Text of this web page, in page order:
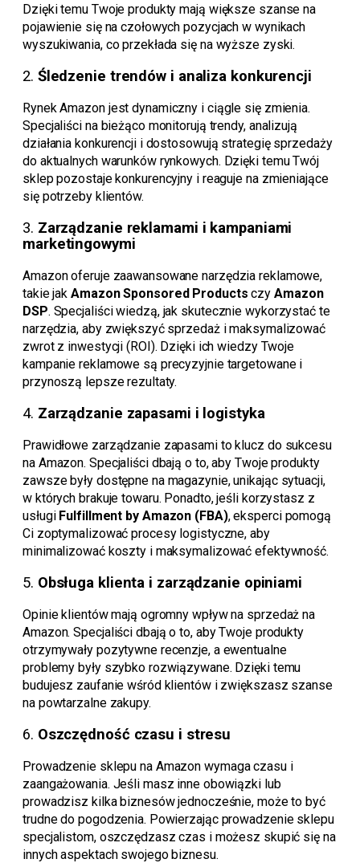
Dzięki temu Twoje produkty mają większe szanse na
pojawienie się na czołowych pozycjach w wynikach
wyszukiwania, co przekłada się na wyższe zyski.
2. Śledzenie trendów i analiza konkurencji
Rynek Amazon jest dynamiczny i ciągle się zmienia.
Specjaliści na bieżąco monitorują trendy, analizują
działania konkurencji i dostosowują strategię sprzedaży
do aktualnych warunków rynkowych. Dzięki temu Twój
sklep pozostaje konkurencyjny i reaguje na zmieniające
się potrzeby klientów.
3. Zarządzanie reklamami i kampaniami
marketingowymi
Amazon oferuje zaawansowane narzędzia reklamowe,
takie jakAmazon Sponsored Products czyAmazon
DSP. Specjaliści wiedzą, jak skutecznie wykorzystać te
narzędzia, aby zwiększyć sprzedaż i maksymalizować
zwrot z inwestycji (ROI). Dzięki ich wiedzy Twoje
kampanie reklamowe są precyzyjnie targetowane i
przynoszą lepsze rezultaty.
4. Zarządzanie zapasami i logistyka
Prawidłowe zarządzanie zapasami to klucz do sukcesu
na Amazon. Specjaliści dbają o to, aby Twoje produkty
zawsze były dostępne na magazynie, unikając sytuacji,
w których brakuje towaru. Ponadto, jeśli korzystasz z
usługi Fulfillment by Amazon (FBA), eksperci pomogą
Ci zoptymalizować procesy logistyczne, aby
minimalizować koszty i maksymalizować efektywność.
5. Obsługa klienta i zarządzanie opiniami
Opinie klientów mają ogromny wpływ na sprzedaż na
Amazon. Specjaliści dbają o to, aby Twoje produkty
otrzymywały pozytywne recenzje, a ewentualne
problemy były szybko rozwiązywane. Dzięki temu
budujesz zaufanie wśród klientów i zwiększasz szanse
na powtarzalne zakupy.
6. Oszczędność czasu i stresu
Prowadzenie sklepu na Amazon wymaga czasu i
zaangażowania. Jeśli masz inne obowiązki lub
prowadzisz kilka biznesów jednocześnie, może to być
trudne do pogodzenia. Powierzając prowadzenie sklepu
specjalistom, oszczędzasz czas i możesz skupić się na
innych aspektach swojego biznesu.